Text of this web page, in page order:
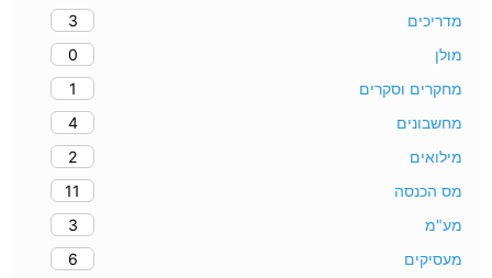
מדריכים
3
מולן
0
מחקרים וסקרים
1
מחשבונים
4
מילואים
2
מס הכנסה
11
מע"מ
3
מעסיקים
6